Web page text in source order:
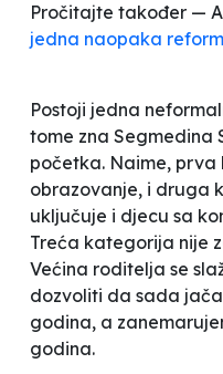
Pročitajte također —
jedna naopaka
Postoji jedna
tome zna Segmedina
početka. Naime,
obrazovanje, i druga
uključuje i djecu sa
Treća kategorija nije
Većina roditelja se
dozvoliti da sada
godina, a
godina.